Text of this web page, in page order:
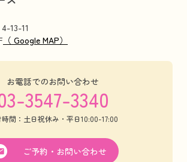
13-11
（ Google MAP）
お電話でのお問い合わせ
3547-3340
時間：土日祝休み・平日10:00-17:00
ご予約・お問い合わせ